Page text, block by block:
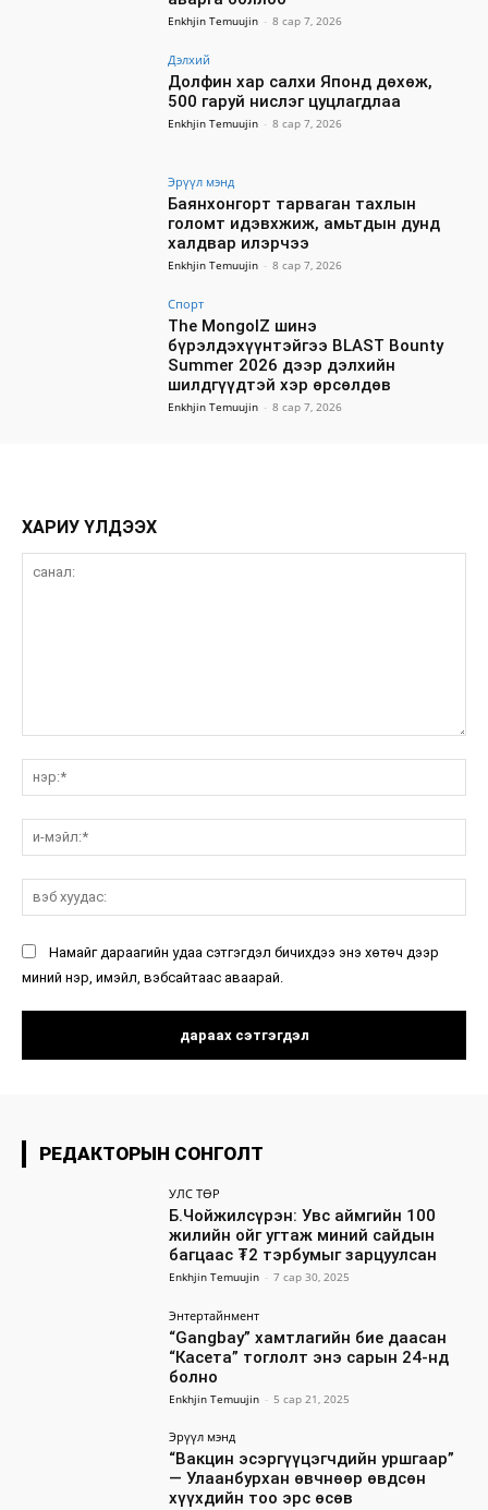
Enkhjin Temuujin - 8 сар 7, 2026
Дэлхий
Долфин хар салхи Японд дөхөж,
500 гаруй нислэг цуцлагдлаа
Enkhjin Temuujin - 8 сар 7, 2026
Эрүүл мэнд
Баянхонгорт тарваган тахлын
голомт идэвхжиж, амьтдын дунд
халдвар илэрчээ
Enkhjin Temuujin - 8 сар 7, 2026
Спорт
The MongolZ шинэ
бүрэлдэхүүнтэйгээ BLAST Bounty
Summer 2026 дээр дэлхийн
шилдгүүдтэй хэр өрсөлдөв
Enkhjin Temuujin - 8 сар 7, 2026
ХАРИУ ҮЛДЭЭХ
Намайг дараагийн удаа сэтгэгдэл бичихдээ энэ хөтөч дээр
миний нэр, имэйл, вэбсайтаас аваарай.
РЕДАКТОРЫН СОНГОЛТ
УЛС ТӨР
Б.Чойжилсүрэн: Увс аймгийн 100
жилийн ойг угтаж миний сайдын
багцаас ₮2 тэрбумыг зарцуулсан
Enkhjin Temuujin - 7 сар 30, 2025
Энтертайнмент
“Gangbay” хамтлагийн бие даасан
“Касета” тоглолт энэ сарын 24-нд
болно
Enkhjin Temuujin - 5 сар 21, 2025
Эрүүл мэнд
“Вакцин эсэргүүцэгчдийн уршгаар”
— Улаанбурхан өвчнөөр өвдсөн
хүүхдийн тоо эрс өсөв